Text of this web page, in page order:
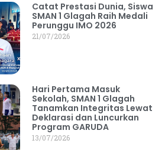
Catat Prestasi Dunia, Siswa
SMAN 1 Glagah Raih Medali
Perunggu IMO 2026
21/07/2026
Hari Pertama Masuk
Sekolah, SMAN 1 Glagah
Tanamkan Integritas Lewat
Deklarasi dan Luncurkan
Program GARUDA
13/07/2026